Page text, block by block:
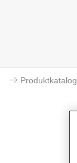
Produktkatalog